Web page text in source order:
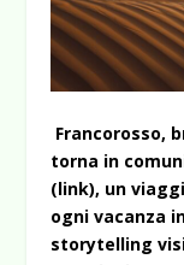
Francorosso,
torna in
(link), un
ogni vacanza
storytelling